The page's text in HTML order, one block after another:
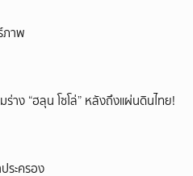
ภาพ
าง “ฮลุน โซโล่” หลังถึงแผ่นดินไทย!
ระครอง